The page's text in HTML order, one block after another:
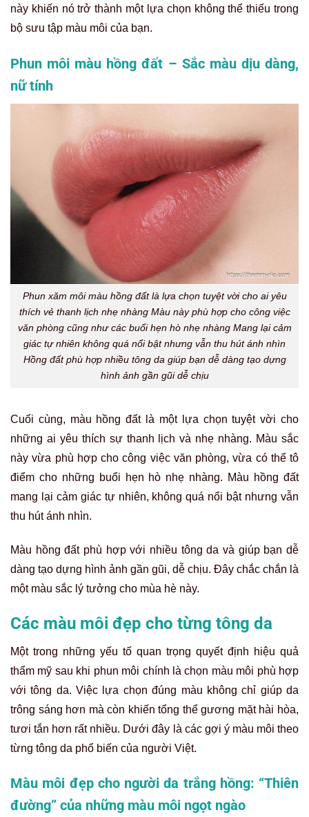
này khiến nó trở thành một lựa chọn không thể thiếu trong
bộ sưu tập màu môi của bạn.
Phun môi màu hồng đất – Sắc màu dịu dàng,
nữ tính
Phun xăm môi màu hồng đất là lựa chọn tuyệt vời cho ai yêu
thích vẻ thanh lịch nhẹ nhàng Màu này phù hợp cho công việc
văn phòng cũng như các buổi hẹn hò nhẹ nhàng Mang lại cảm
giác tự nhiên không quá nổi bật nhưng vẫn thu hút ánh nhìn
Hồng đất phù hợp nhiều tông da giúp bạn dễ dàng tạo dựng
hình ảnh gần gũi dễ chịu
Cuối cùng, màu hồng đất là một lựa chọn tuyệt vời cho
những ai yêu thích sự thanh lịch và nhẹ nhàng. Màu sắc
này vừa phù hợp cho công việc văn phòng, vừa có thể tô
điểm cho những buổi hẹn hò nhẹ nhàng. Màu hồng đất
mang lại cảm giác tự nhiên, không quá nổi bật nhưng vẫn
thu hút ánh nhìn.
Màu hồng đất phù hợp với nhiều tông da và giúp bạn dễ
dàng tạo dựng hình ảnh gần gũi, dễ chịu. Đây chắc chắn là
một màu sắc lý tưởng cho mùa hè này.
Các màu môi đẹp cho từng tông da
Một trong những yếu tố quan trọng quyết định hiệu quả
thẩm mỹ sau khi phun môi chính là chọn màu môi phù hợp
với tông da. Việc lựa chọn đúng màu không chỉ giúp da
trông sáng hơn mà còn khiến tổng thể gương mặt hài hòa,
tươi tắn hơn rất nhiều. Dưới đây là các gợi ý màu môi theo
từng tông da phổ biến của người Việt.
Màu môi đẹp cho người da trắng hồng: “Thiên
đường” của những màu môi ngọt ngào